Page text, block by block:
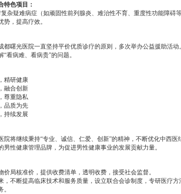
特色项目：
疑难病症（如顽固性前列腺炎、难治性不育、重度性功能障碍
势，提高疗效。
都曙光医院一直坚持平价优质诊疗的原则，多次举办公益援助活
“看病难、看病贵”的问题。
精研健康
融合创新
尊重隐私
品质为先
持续发展
院将继续秉持“专业、诚信、仁爱、创新”的精神，不断优化中西
男性健康管理品牌，为促进男性健康事业的发展贡献力量。
价局核准价，提供收费清单，透明收费，接受社会监督。
，不断提高临床技术和服务质量，设立联合会诊制度，专研医疗
。